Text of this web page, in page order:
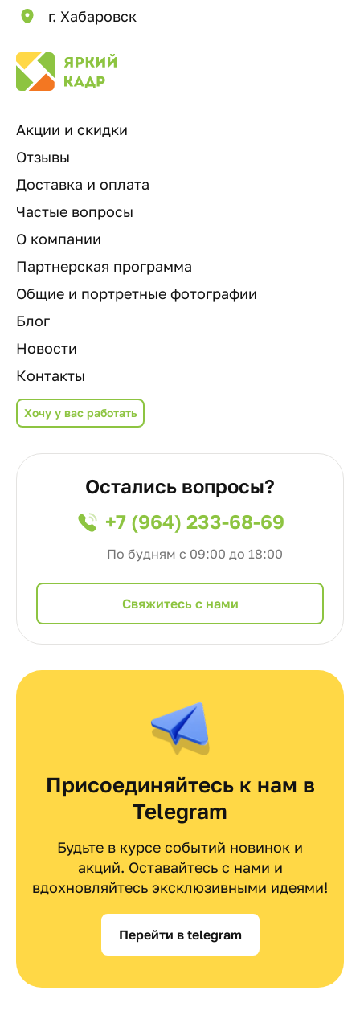
г. Хабаровск
Акции и скидки
Отзывы
Доставка и оплата
Частые вопросы
О компании
Партнерская программа
Общие и портретные фотографии
Блог
Новости
Контакты
Хочу у вас работать
Остались вопросы?
+7 (964) 233-68-69
По будням с 09:00 до 18:00
Cвяжитесь с нами
Присоединяйтесь к нам в
Telegram
Будьте в курсе событий новинок и
акций. Оставайтесь с нами и
вдохновляйтесь эксклюзивными идеями!
Перейти в telegram